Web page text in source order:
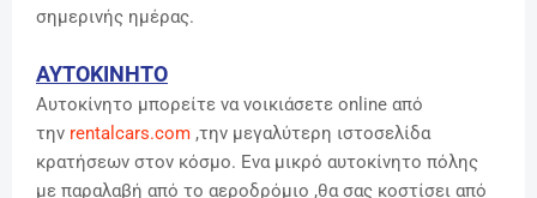
σημερινής ημέρας.
ΑΥΤΟΚΙΝΗΤΟ
Αυτοκίνητο μπορείτε να νοικιάσετε online από
την rentalcars.com ,την μεγαλύτερη ιστοσελίδα
κρατήσεων στον κόσμο. Ενα μικρό αυτοκίνητο πόλης
με παραλαβή από το αεροδρόμιο ,θα σας κοστίσει από